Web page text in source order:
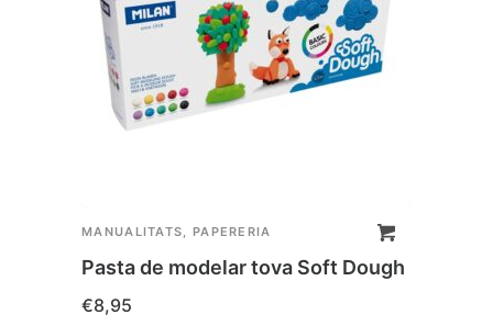
MANUALITATS, PAPERERIA
Pasta de modelar tova Soft Dough
€8,95